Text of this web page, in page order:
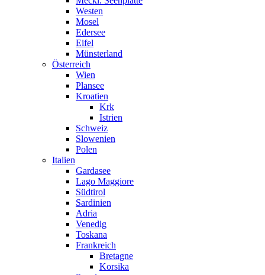
Westen
Mosel
Edersee
Eifel
Münsterland
Österreich
Wien
Plansee
Kroatien
Krk
Istrien
Schweiz
Slowenien
Polen
Italien
Gardasee
Lago Maggiore
Südtirol
Sardinien
Adria
Venedig
Toskana
Frankreich
Bretagne
Korsika